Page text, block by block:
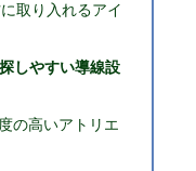
取り入れるアイ
しやすい導線設
の高いアトリエ